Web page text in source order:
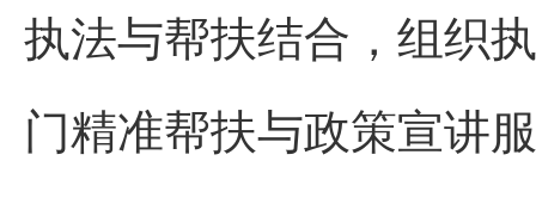
执法与帮扶结合，组织
门精准帮扶与政策宣讲